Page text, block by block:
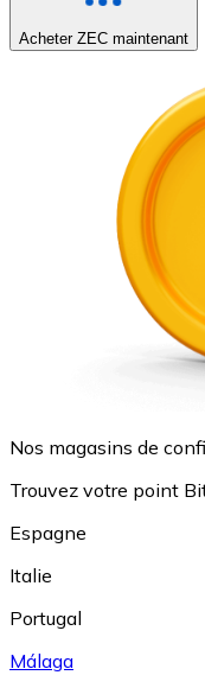
Acheter ZEC maintenant
Nos magasins de
Trouvez votre point
Espagne
Italie
Portugal
Málaga